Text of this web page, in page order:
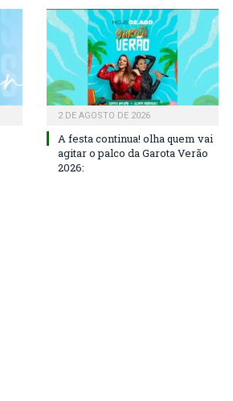
2 DE AGOSTO DE 2026
A festa continua! olha quem vai
agitar o palco da Garota Verão
2026: